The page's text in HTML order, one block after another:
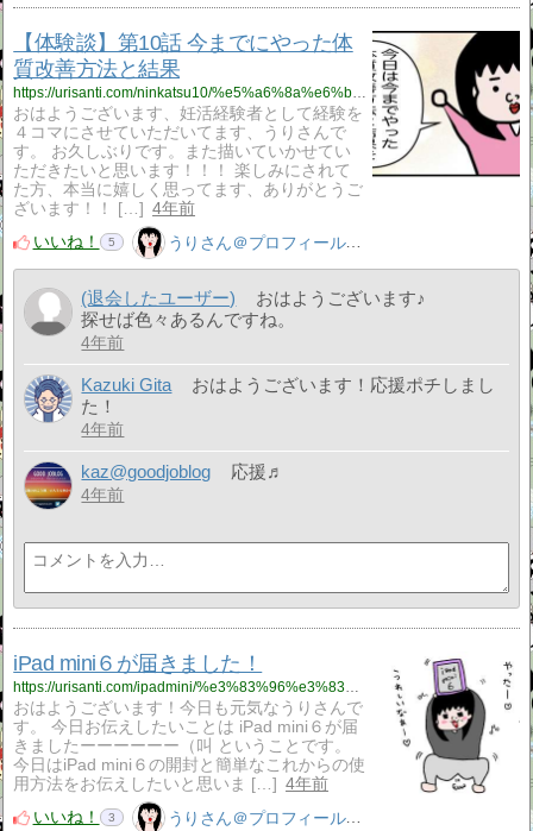
【体験談】第10話 今までにやった体
質改善方法と結果
https://urisanti.com/ninkatsu10/%e5%a6%8a%e6%b4%bb/
おはようございます、妊活経験者として経験を
４コマにさせていただいてます、うりさんで
す。 お久しぶりです。また描いていかせてい
ただきたいと思います！！！ 楽しみにされて
た方、本当に嬉しく思ってます、ありがとうご
ざいます！！ […]
4年前
いいね！
5 うりさん＠プロフィール見てね！はてぶ、応援よろしく！
(退会したユーザー)
おはようございます♪
探せば色々あるんですね。
4年前
Kazuki Gita
おはようございます！応援ポチしまし
た！
4年前
kaz@goodjoblog 応援♬
4年前
iPad mini６が届きました！
https://urisanti.com/ipadmini/%e3%83%96%e3%83%ad%e3%82%b0/
おはようございます！今日も元気なうりさんで
す。 今日お伝えしたいことは iPad mini６が届
きましたーーーーーー（叫 ということです。
今日はiPad mini６の開封と簡単なこれからの使
用方法をお伝えしたいと思いま […]
4年前
いいね！
3 うりさん＠プロフィール見てね！はてぶ、応援よろしく！